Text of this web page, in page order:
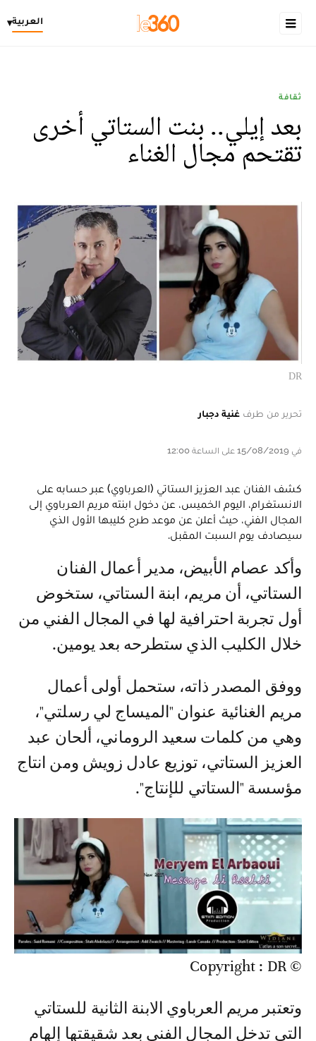
العربية▾
ثقافة
بعد إيلي.. بنت الستاتي أخرى
تقتحم مجال الغناء
DR
تحرير من طرف غنية دجبار
في 15/08/2019 على الساعة 12:00
كشف الفنان عبد العزيز الستاتي (العرباوي) عبر حسابه على
الانستغرام، اليوم الخميس، عن دخول ابنته مريم العرباوي إلى
المجال الفني، حيث أعلن عن موعد طرح كليبها الأول الذي
سيصادف يوم السبت المقبل.
وأكد عصام الأبيض، مدير أعمال الفنان
الستاتي، أن مريم، ابنة الستاتي، ستخوض
أول تجربة احترافية لها في المجال الفني من
خلال الكليب الذي ستطرحه بعد يومين.
ووفق المصدر ذاته، ستحمل أولى أعمال
مريم الغنائية عنوان "الميساج لي رسلتي"،
وهي من كلمات سعيد الروماني، ألحان عبد
العزيز الستاتي، توزيع عادل زويش ومن انتاج
مؤسسة "الستاتي للإنتاج".
© Copyright : DR
وتعتبر مريم العرباوي الابنة الثانية للستاتي
التي تدخل المجال الفني بعد شقيقتها إلهام